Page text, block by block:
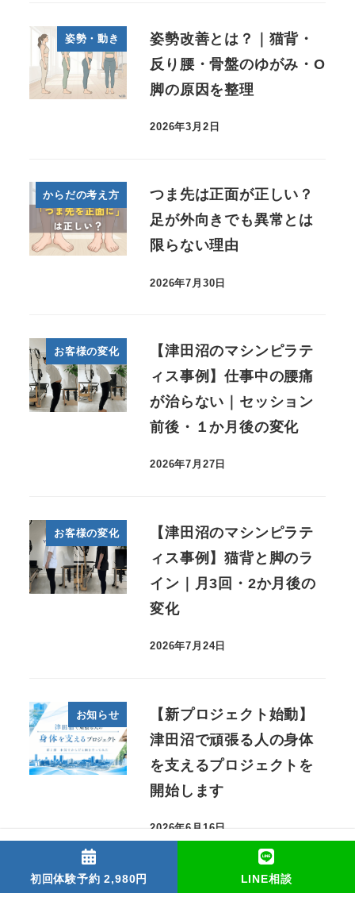
姿勢・動き
姿勢改善とは？｜猫背・
反り腰・骨盤のゆがみ・O
脚の原因を整理
2026年3月2日
からだの考え方
つま先は正面が正しい？
足が外向きでも異常とは
限らない理由
2026年7月30日
お客様の変化
【津田沼のマシンピラテ
ィス事例】仕事中の腰痛
が治らない｜セッション
前後・１か月後の変化
2026年7月27日
お客様の変化
【津田沼のマシンピラテ
ィス事例】猫背と脚のラ
イン｜月3回・2か月後の
変化
2026年7月24日
お知らせ
【新プロジェクト始動】
津田沼で頑張る人の身体
を支えるプロジェクトを
開始します
2026年6月16日
カテゴリー
初回体験予約 2,980円 LINE相談